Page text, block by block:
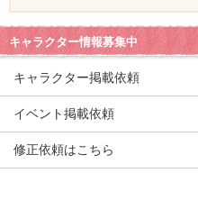
キャラクター情報募集中
キャラクター掲載依頼
イベント掲載依頼
修正依頼はこちら